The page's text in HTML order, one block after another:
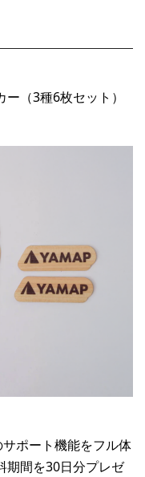
（3種6枚セット）
ポート機能をフル体
期間を30日分プレゼ